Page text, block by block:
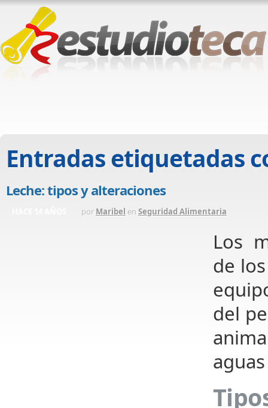
Entradas etiquetadas
Leche: tipos y alteraciones
por Maribel en Seguridad Alimentaria
Los
de
del